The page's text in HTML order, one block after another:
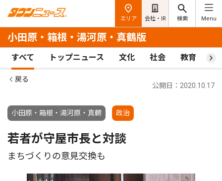
エリア 会社・IR 検索 Menu
小田原・箱根・湯河原・真鶴版
すべて トップニュース 文化 社会 教育 ス
戻る
小田原・箱根・湯河原・真鶴 政治
公開日：2020.10.17
若者が守屋市長と対談
まちづくりの意見交換も